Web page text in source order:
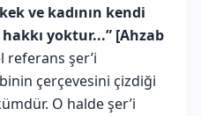
ve kadının kendi
yoktur...” [Ahzab
referans şer’i
çerçevesini çizdiği
O halde şer’i